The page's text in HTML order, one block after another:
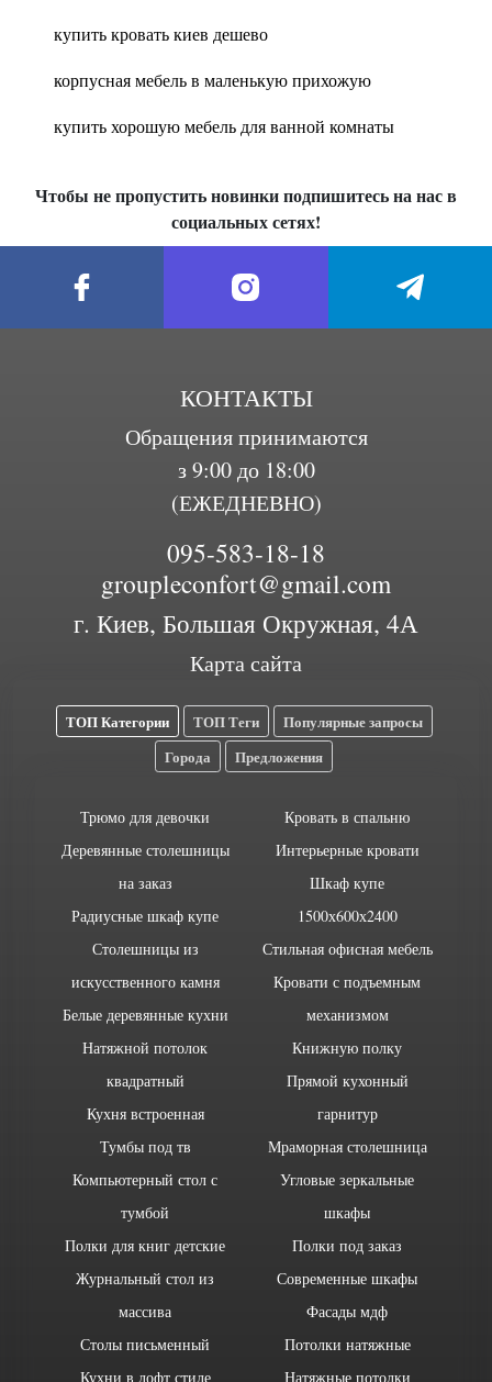
купить кровать киев дешево
корпусная мебель в маленькую прихожую
купить хорошую мебель для ванной комнаты
Чтобы не пропустить новинки подпишитесь на нас в
социальных сетях!
КОНТАКТЫ
Обращения принимаются
з 9:00 до 18:00
(ЕЖЕДНЕВНО)
095-583-18-18
groupleconfort@gmail.com
г. Киев, Большая Окружная, 4А
Карта сайта
ТОП Категории ТОП Теги
Популярные запросы
Города
Предложения
Трюмо для девочки
Деревянные столешницы
на заказ
Радиусные шкаф купе
Столешницы из
искусственного камня
Белые деревянные кухни
Натяжной потолок
квадратный
Кухня встроенная
Тумбы под тв
Кровать в спальню
Интерьерные кровати
Шкаф купе
1500х600х2400
Стильная офисная мебель
Кровати с подъемным
механизмом
Книжную полку
Прямой кухонный
гарнитур
Мраморная столешница
Компьютерный стол с
тумбой
Полки для книг детские
Журнальный стол из
массива
Столы письменный
Кухни в лофт стиле
Угловые зеркальные
шкафы
Полки под заказ
Современные шкафы
Фасады мдф
Потолки натяжные
Натяжные потолки